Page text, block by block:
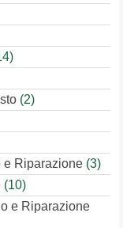
(2)
e Riparazione (3)
(10)
e Riparazione